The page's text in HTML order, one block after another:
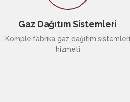
Gaz Dağıtım Sistemleri
Komple fabrika gaz dağıtım sistemleri
hizmeti